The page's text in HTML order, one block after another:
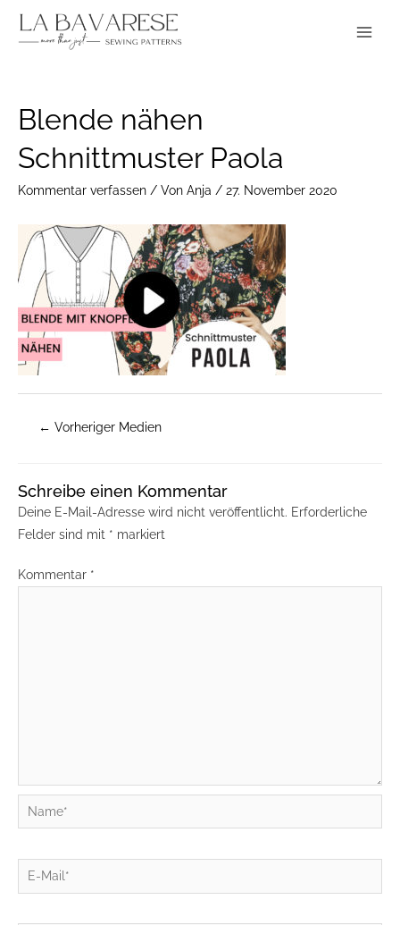
Inhalt
Blende nähen
Schnittmuster Paola
Kommentar verfassen / Von Anja / 27. November 2020
navigation
← Vorheriger Medien
Schreibe einen Kommentar
Deine E-Mail-Adresse wird nicht veröffentlicht. Erforderliche
Felder sind mit * markiert
Kommentar *
Name*
E-
Mail*